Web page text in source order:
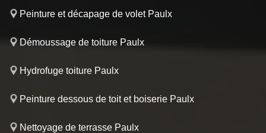
Peinture et décapage de volet Paulx
Démoussage de toiture Paulx
Hydrofuge toiture Paulx
Peinture dessous de toit et boiserie Paulx
Nettoyage de terrasse Paulx